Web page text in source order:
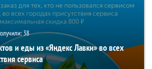
38
и еды из «Яндекс Лавки» во всех
сервиса